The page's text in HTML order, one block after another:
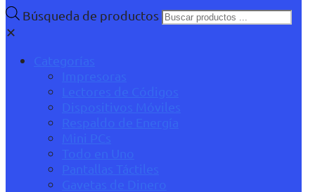
Búsqueda de productos
✕
Categorías
Impresoras
Lectores de Códigos
Dispositivos Móviles
Respaldo de Energía
Mini PCs
Todo en Uno
Pantallas Táctiles
Gavetas de Dinero